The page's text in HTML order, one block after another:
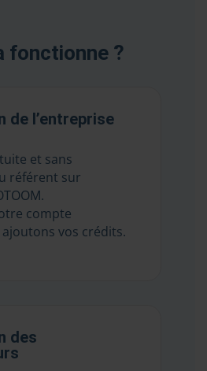
fonctionne ?
de l’entreprise
et sans
référent sur
compte
vos crédits.
des